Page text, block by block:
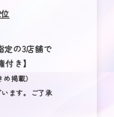
定の3店舗で
き】
掲載）
ます。ご了承